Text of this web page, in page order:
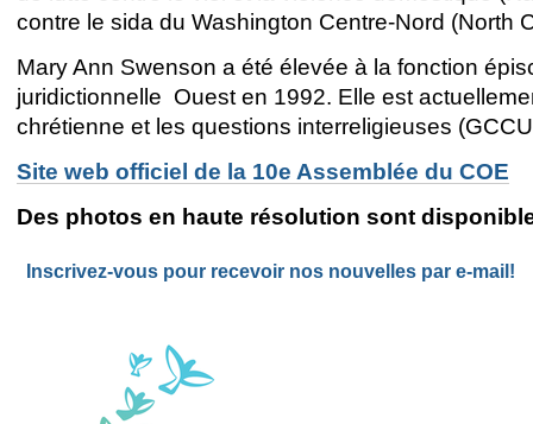
contre le sida du Washington Centre-Nord (North
Mary Ann Swenson a été élevée à la fonction
juridictionnelle Ouest en 1992. Elle est
chrétienne et les questions interreligieuses
Site web officiel de la 10e Assemblée du COE
Des photos en haute résolution sont
Inscrivez-vous pour recevoir nos nouvelles par e-mail!